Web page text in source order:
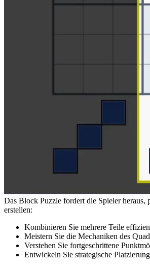
Das Block Puzzle fordert die Spieler heraus,
erstellen:
Kombinieren Sie mehrere Teile
Meistern Sie die Mechaniken des
Verstehen Sie fortgeschrittene
Entwickeln Sie strategische